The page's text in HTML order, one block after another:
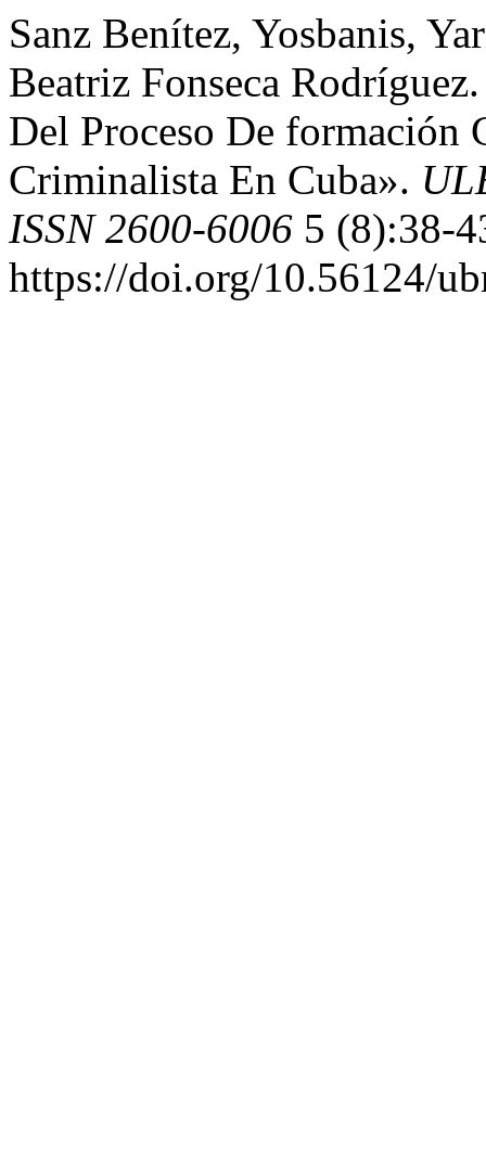
Sanz Benítez, Yosbanis,
Beatriz Fonseca
Del Proceso De formación
Criminalista En Cuba».
ISSN 2600-6006 5 (8):38-
https://doi.org/10.56124/